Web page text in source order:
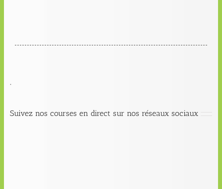
.
Suivez nos courses en direct sur nos réseaux sociaux